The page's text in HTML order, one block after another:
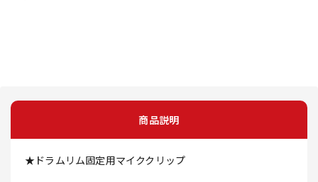
商品説明
★ドラムリム固定用マイククリップ